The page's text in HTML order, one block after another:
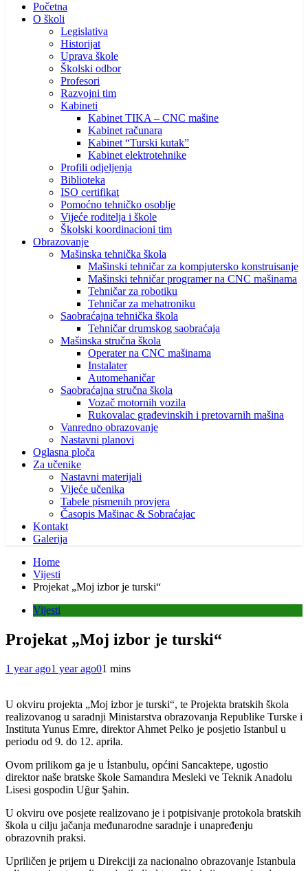
Početna
O školi
Legislativa
Historijat
Uprava škole
Školski odbor
Profesori
Razvojni tim
Kabineti
Kabinet TIKA – CNC mašine
Kabinet računara
Kabinet “Turski kutak”
Kabinet elektrotehnike
Profili odjeljenja
Biblioteka
ISO certifikat
Pomoćno tehničko osoblje
Vijeće roditelja i škole
Školski koordinacioni tim
Obrazovanje
Mašinska tehnička škola
Mašinski tehničar za kompjutersko konstruisanje
Mašinski tehničar programer na CNC mašinama
Tehničar za robotiku
Tehničar za mehatroniku
Saobraćajna tehnička škola
Tehničar drumskog saobraćaja
Mašinska stručna škola
Operater na CNC mašinama
Instalater
Automehaničar
Saobraćajna stručna škola
Vozač motornih vozila
Rukovalac građevinskih i pretovarnih mašina
Vanredno obrazovanje
Nastavni planovi
Oglasna ploča
Za učenike
Nastavni materijali
Vijeće učenika
Tabele pismenih provjera
Časopis Mašinac & Sobraćajac
Kontakt
Galerija
Home
Vijesti
Projekat „Moj izbor je turski“
Vijesti
Projekat „Moj izbor je turski“
1 year ago1 year ago01 mins
U okviru projekta „Moj izbor je turski“, te Projekta bratskih škola
realizovanog u saradnji Ministarstva obrazovanja Republike Turske i
Instituta Yunus Emre, direktor Ahmet Pelko je posjetio Istanbul u
periodu od 9. do 12. aprila.
Ovom prilikom ga je u İstanbulu, općini Sancaktepe, ugostio
direktor naše bratske škole Samandıra Mesleki ve Teknik Anadolu
Lisesi gospodin Uğur Şahin.
U okviru ove posjete realizovano je i potpisivanje protokola bratskih
škola u cilju jačanja međunarodne saradnje i unapređenju
obrazovnih praksi.
Upriličen je prijem u Direkciji za nacionalno obrazovanje Istanbula